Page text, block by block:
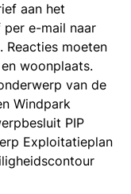
aan het
e-mail naar
Reacties moeten
woonplaats.
van de
Windpark
PIP
Exploitatieplan